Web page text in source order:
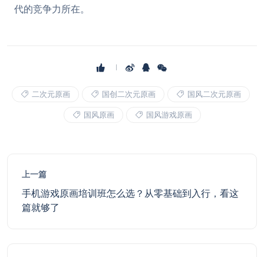
代的竞争力所在。
二次元原画 国创二次元原画
国风二次元原画
国风原画
国风游戏原画
上一篇
手机游戏原画培训班怎么选？从零基础到入行，看这
篇就够了